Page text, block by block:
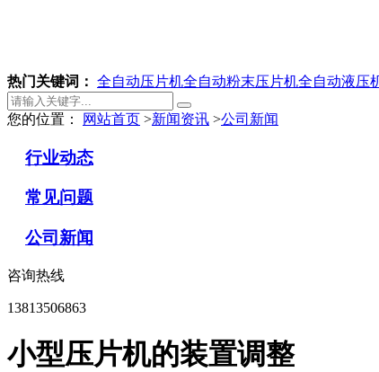
热门关键词： 全自动压片机全自动粉末压片机全自动液压
您的位置： 网站首页 >新闻资讯 >公司新闻
行业动态
常见问题
公司新闻
咨询热线
13813506863
小型压片机的装置调整